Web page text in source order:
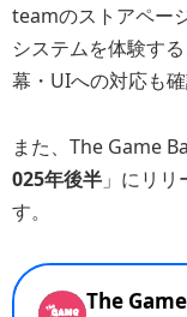
teamのストアペー
システムを体験す
幕・UIへの対応も確
また、The Game
025年後半 」にリ
す。